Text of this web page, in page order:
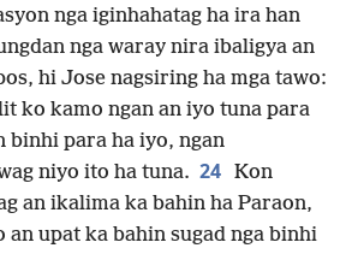
nga iginhahatag ha ira han
nga waray nira ibaligya an
hi Jose nagsiring ha mga tawo:
ko kamo ngan an iyo tuna para
binhi para ha iyo, ngan
niyo ito ha tuna. 24 Kon
an ikalima ka bahin ha Paraon,
an upat ka bahin sugad nga binhi